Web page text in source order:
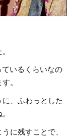
いるくらいなの
。
、ふわっとした
に残すことで、